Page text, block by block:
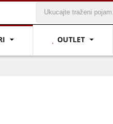
OUTLET